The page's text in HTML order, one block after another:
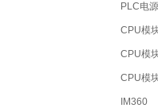
PLC电
CPU模
CPU模
CPU模
IM360